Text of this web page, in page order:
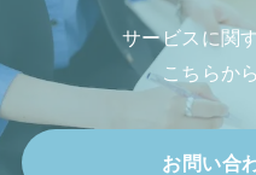
サービスに関
こちらか
お問い合